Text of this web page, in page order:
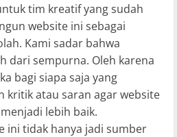
tim kreatif yang sudah
website ini sebagai
Kami sadar bahwa
dari sempurna. Oleh karena
bagi siapa saja yang
kritik atau saran agar website
lebih baik.
ini tidak hanya jadi sumber